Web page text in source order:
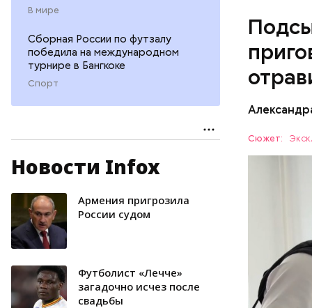
В мире
Сборная России по футзалу
победила на международном
турнире в Бангкоке
Спорт
Новости Infox
Армения пригрозила
России судом
Футболист «Лечче»
загадочно исчез после
свадьбы
Сюжет:
Все
изъятой
Видео: